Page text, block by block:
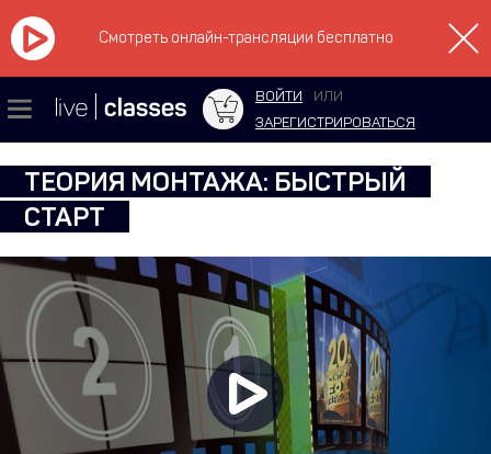
Смотреть онлайн-трансляции бесплатно
ВОЙТИ
ИЛИ
ЗАРЕГИСТРИРОВАТЬСЯ
ТЕОРИЯ МОНТАЖА: БЫСТРЫЙ
СТАРТ